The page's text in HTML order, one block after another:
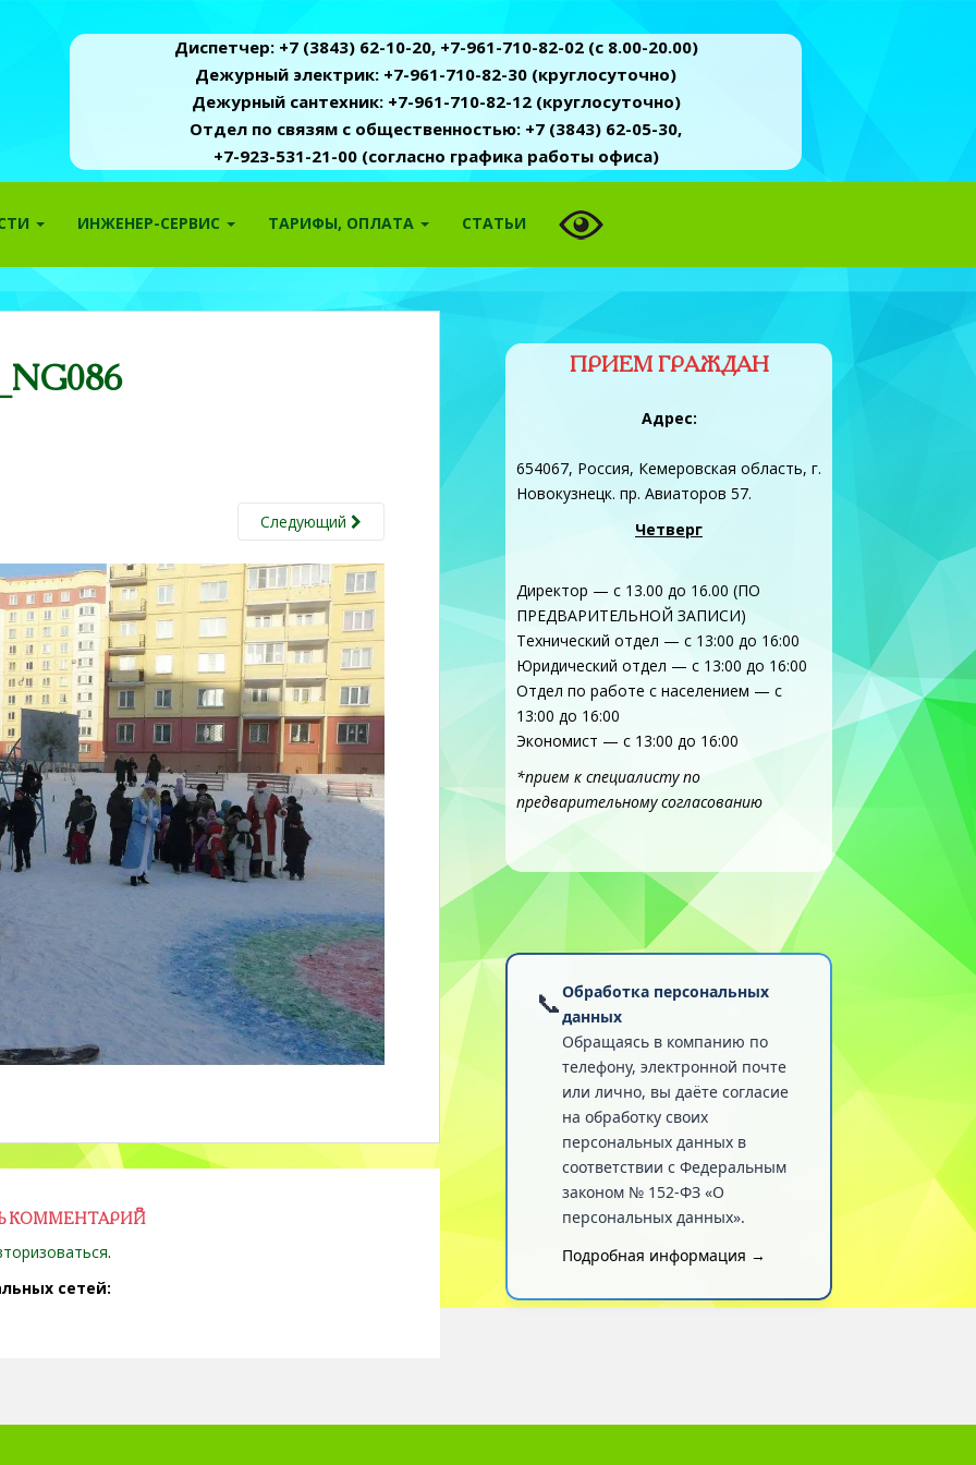
Диспетчер: +7 (3843) 62-10-20, +7-961-710-82-02 (c 8.00-20.00)
Дежурный электрик: +7-961-710-82-30 (круглосуточно)
Дежурный сантехник: +7-961-710-82-12 (круглосуточно)
Отдел по связям с общественностью: +7 (3843) 62-05-30,
+7-923-531-21-00 (согласно графика работы офиса)
ИНЖЕНЕР-СЕРВИС ТАРИФЫ, ОПЛАТА СТАТЬИ
Следующий
КОММЕНТАРИЙ
.
сетей:
ПРИЕМ ГРАЖДАН
Адрес:
654067, Россия, Кемеровская область, г.
Новокузнецк. пр. Авиаторов 57.
Четверг
Директор — с 13.00 до 16.00 (ПО
ПРЕДВАРИТЕЛЬНОЙ ЗАПИСИ)
Технический отдел — с 13:00 до 16:00
Юридический отдел — с 13:00 до 16:00
Отдел по работе с населением — с
13:00 до 16:00
Экономист — с 13:00 до 16:00
*прием к специалисту по
предварительному согласованию
📞Обработка персональных
данных
Обращаясь в компанию по
телефону, электронной почте
или лично, вы даёте согласие
на обработку своих
персональных данных в
соответствии с Федеральным
законом № 152-ФЗ «О
персональных данных».
Подробная информация →